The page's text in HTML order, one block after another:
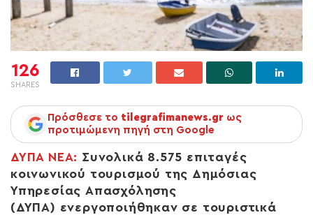
126
SHARES
Πρόσθεσε το tilegrafimanews.gr ως
προτιμώμενη πηγή στη Google
ΔΥΠΑ ΝΕΑ: Συνολικά 8.575 επιταγές
κοινωνικού τουρισμού της Δημόσιας
Υπηρεσίας Απασχόλησης
(ΔΥΠΑ) ενεργοποιήθηκαν σε τουριστικά